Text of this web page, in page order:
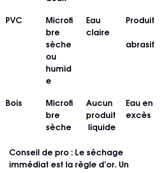
PVC
Microfi
bre
sèche
ou
humid
e
Eau
claire
Produit
abrasif
Bois
Microfi
bre
sèche
Aucun
produit
liquide
Eau en
excès
Conseil de pro : Le séchage
immédiat est la règle d’or. Un